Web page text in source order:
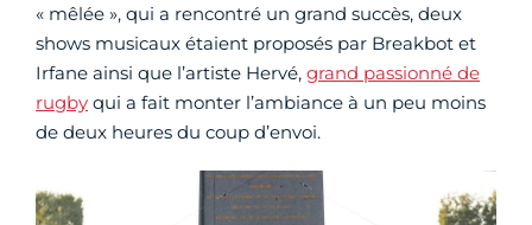
« mêlée », qui a rencontré un grand succès, deux
shows musicaux étaient proposés par Breakbot et
Irfane ainsi que l’artiste Hervé, grand passionné de
rugby qui a fait monter l’ambiance à un peu moins
de deux heures du coup d’envoi.